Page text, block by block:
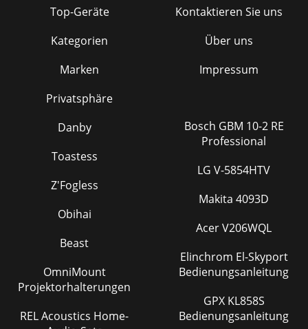
Top-Geräte
Kategorien
Marken
Privatsphäre
Kontaktieren Sie uns
Über uns
Impressum
Danby
Toastess
Z'Fogless
Obihai
Beast
OmniMount
Projektorhalterungen
REL Acoustics Home-
Bosch GBM 10-2 RE
Professional
LG V-5854HTV
Makita 4093D
Acer V206WQL
Elinchrom El-Skyport
Bedienungsanleitung
GPX KL858S
Bedienungsanleitung